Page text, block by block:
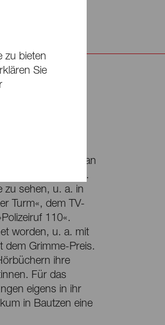
Berlin und spielte an
in Berlin.
zu sehen, u. a. in
Turm«, dem TV-
110«.
worden, u. a. mit
dem Grimme-Preis.
ihre
Für das
eigens in ihr
in Bautzen eine
zu bieten
Sie